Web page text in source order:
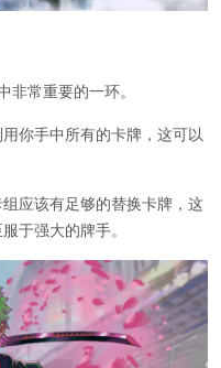
非常重要的一环。
你手中所有的卡牌，这可以
应该有足够的替换卡牌，这
于强大的牌手。